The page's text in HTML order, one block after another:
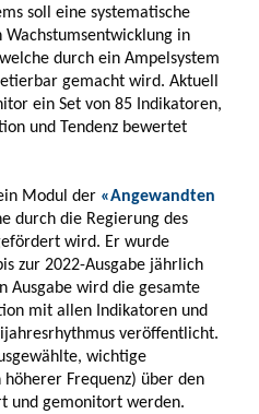
soll eine systematische
in
durch ein Ampelsystem
gemacht wird. Aktuell
ein Set von 85 Indikatoren,
und Tendenz bewertet
Modul der «Angewandten
durch die Regierung des
wird. Er wurde
zur 2022-Ausgabe jährlich
Ausgabe wird die gesamte
mit allen Indikatoren und
veröffentlicht.
wichtige
Frequenz) über den
und gemonitort werden.